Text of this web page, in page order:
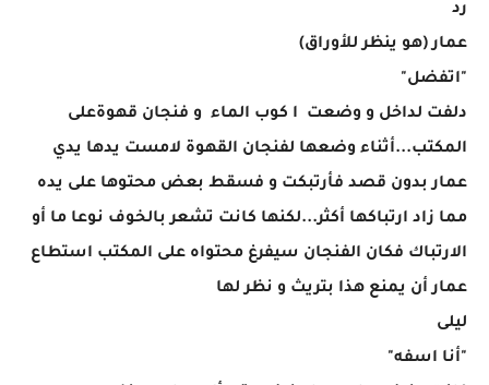
رد
عمار (هو ينظر للأوراق)
"اتفضل"
دلفت لداخل و وضعت ا كوب الماء و فنجان قهوةعلى
المكتب...أثناء وضعها لفنجان القهوة لامست يدها يدي
عمار بدون قصد فأرتبكت و فسقط بعض محتوها على يده
مما زاد ارتباكها أكثر...لكنها كانت تشعر بالخوف نوعا ما أو
الارتباك فكان الفنجان سيفرغ محتواه على المكتب استطاع
عمار أن يمنع هذا بتريث و نظر لها
ليلى
"أنا اسفه"